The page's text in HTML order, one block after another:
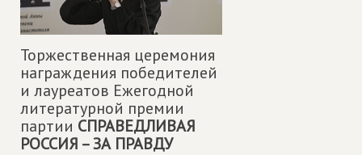
Торжественная церемония
награждения победителей
и лауреатов Ежегодной
литературной премии
партии СПРАВЕДЛИВАЯ
РОССИЯ – ЗА ПРАВДУ